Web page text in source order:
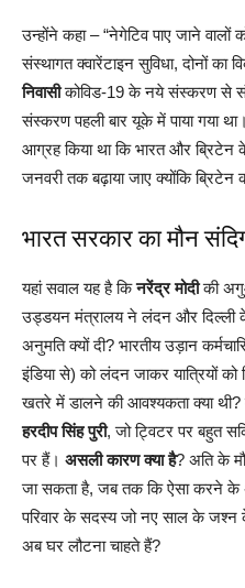
उन्होंने कहा – “नेगेटिव पाए जाने वालों
संस्थागत क्वारेंटाइन सुविधा, दोनों का
निवासीकोविड-19 के नये संस्करण से
संस्करण पहली बार यूके में पाया गया
आग्रह किया था कि भारत और ब्रिटेन
जनवरी तक बढ़ाया जाए क्योंकि ब्रिटेन
भारत सरकार का मौन
यहां सवाल यह है किनरेंद्र मोदीकी
उड्डयन मंत्रालय ने लंदन और दिल्ली
अनुमति क्यों दी? भारतीय उड़ान
इंडिया से) को लंदन जाकर यात्रियों को
खतरे में डालने की आवश्यकता क्या थी?
हरदीप सिंह पुरी, जो ट्विटर पर बहुत
पर हैं। असली कारण क्या है? अति के
जा सकता है, जब तक कि ऐसा करने के
परिवार के सदस्य जो नए साल के
अब घर लौटना चाहते हैं?